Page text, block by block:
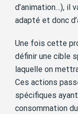
d’animation…), il
adapté et donc
Une fois cette
définir une cible
laquelle on
Ces actions
spécifiques
consommation